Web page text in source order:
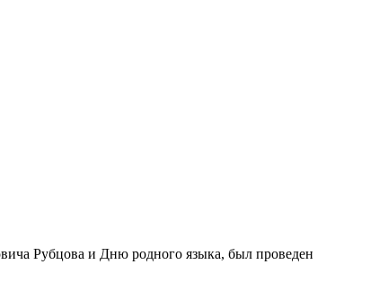
Рубцова и Дню родного языка, был проведен